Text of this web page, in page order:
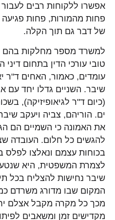
אפשרו ללקוחות רבים
פחות מהמורות, פחות פגיעה
של דבר גם תוך הקלה.
למשרד מספר מחלקות בהם
טובי עורכי הדין בתחום
עומדים, כאמור, האחים ד"ר
שיבר. השניים גדלו יחד עם
(כיום ד"ר לגיאופיזיקה),
ים. הוריהם, צביה ויעקב
את האמונה כי השמיים הם
להגשים כל חלום. העובדה
בכוחות עצמם ונאלצו
לצמרת המשפטית, היא
שיבר נחישות להצליח בכל
המקום שבו מדורג משרדם
מכך כל מקרה מקבל אצלם
מקדישים זמן ומשאבים